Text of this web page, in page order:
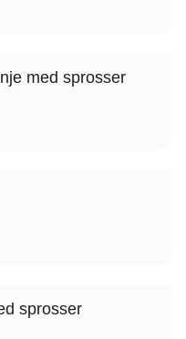
med sprosser
sprosser
Silkeborg,
Ribe,